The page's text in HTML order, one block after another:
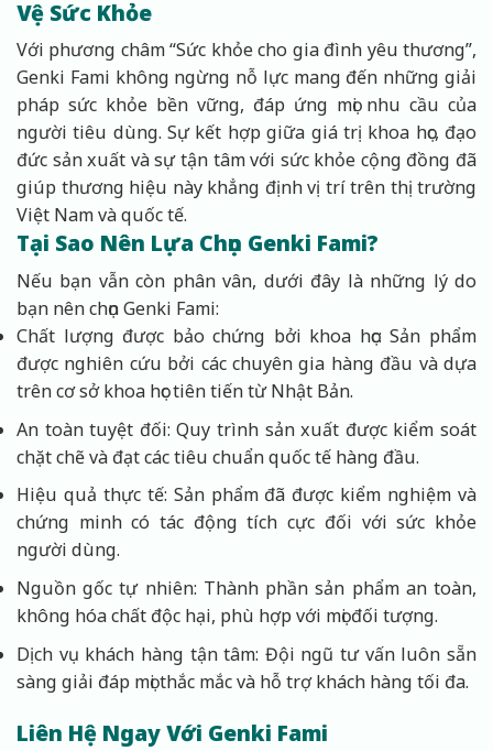
Vệ Sức Khỏe
Với phương châm “Sức khỏe cho gia đình yêu thương”,
Genki Fami không ngừng nỗ lực mang đến những giải
pháp sức khỏe bền vững, đáp ứng mọi nhu cầu của
người tiêu dùng. Sự kết hợp giữa giá trị khoa học, đạo
đức sản xuất và sự tận tâm với sức khỏe cộng đồng đã
giúp thương hiệu này khẳng định vị trí trên thị trường
Việt Nam và quốc tế.
Tại Sao Nên Lựa Chọn Genki Fami?
Nếu bạn vẫn còn phân vân, dưới đây là những lý do
bạn nên chọn Genki Fami:
Chất lượng được bảo chứng bởi khoa học: Sản phẩm
được nghiên cứu bởi các chuyên gia hàng đầu và dựa
trên cơ sở khoa học tiên tiến từ Nhật Bản.
An toàn tuyệt đối: Quy trình sản xuất được kiểm soát
chặt chẽ và đạt các tiêu chuẩn quốc tế hàng đầu.
Hiệu quả thực tế: Sản phẩm đã được kiểm nghiệm và
chứng minh có tác động tích cực đối với sức khỏe
người dùng.
Nguồn gốc tự nhiên: Thành phần sản phẩm an toàn,
không hóa chất độc hại, phù hợp với mọi đối tượng.
Dịch vụ khách hàng tận tâm: Đội ngũ tư vấn luôn sẵn
sàng giải đáp mọi thắc mắc và hỗ trợ khách hàng tối đa.
Liên Hệ Ngay Với Genki Fami